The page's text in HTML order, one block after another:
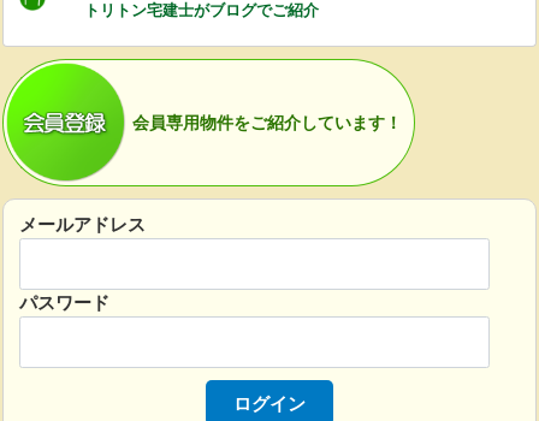
トリトン宅建士がブログでご紹介
会員専用物件をご紹介しています！
メールアドレス
パスワード